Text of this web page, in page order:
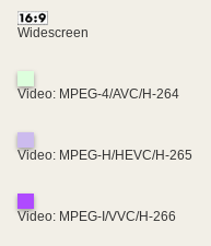
Widescreen
Video: MPEG-4/AVC/H-264
Video: MPEG-H/HEVC/H-265
Video: MPEG-I/VVC/H-266